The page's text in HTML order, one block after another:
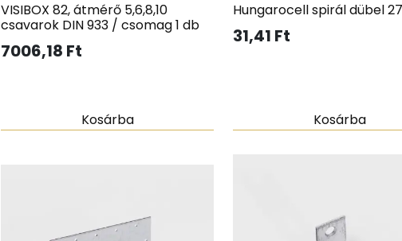
VISIBOX 82, átmérő 5,6,8,10
csavarok DIN 933 / csomag 1 db
7006,18 Ft
Kosárba
Hungarocell spirál dübel
31,41 Ft
Kosárba